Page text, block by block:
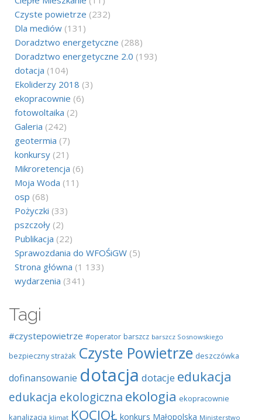
Czyste powietrze (232)
Dla mediów (131)
Doradztwo energetyczne (288)
Doradztwo energetyczne 2.0 (193)
dotacja (104)
Ekoliderzy 2018 (3)
ekopracownie (6)
fotowoltaika (2)
Galeria (242)
geotermia (7)
konkursy (21)
Mikroretencja (6)
Moja Woda (11)
osp (68)
Pożyczki (33)
pszczoły (2)
Publikacja (22)
Sprawozdania do WFOŚiGW (5)
Strona główna (1 133)
wydarzenia (341)
Tagi
#czystepowietrze #operator barszcz barszcz Sosnowskiego
bezpieczny strażak Czyste Powietrze deszczówka
dofinansowanie dotacja dotacje edukacja
edukacja ekologiczna ekologia ekopracownie
kanalizacja klimat KOCIOŁ konkurs Małopolska Ministerstwo